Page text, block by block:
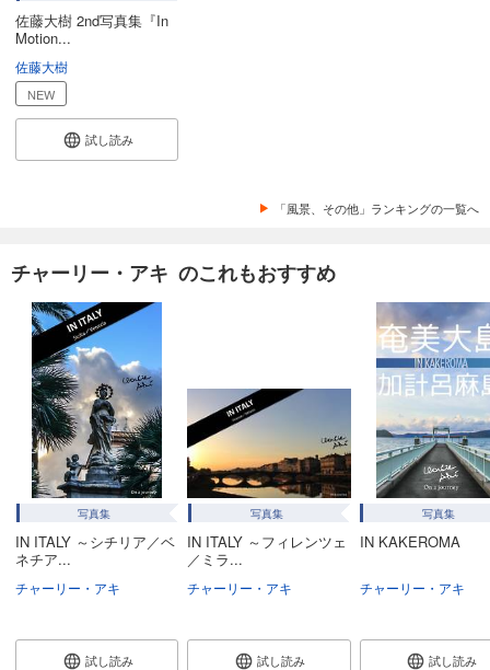
佐藤大樹 2nd写真集『In
Motion...
佐藤大樹
NEW
試し読み
「風景、その他」ランキングの一覧へ
チャーリー・アキ のこれもおすすめ
写真集
IN ITALY ～シチリア／ベ
ネチア...
チャーリー・アキ
試し読み
写真集
IN ITALY ～フィレンツェ
／ミラ...
チャーリー・アキ
試し読み
写真集
IN KAKEROMA
チャーリー・アキ
試し読み